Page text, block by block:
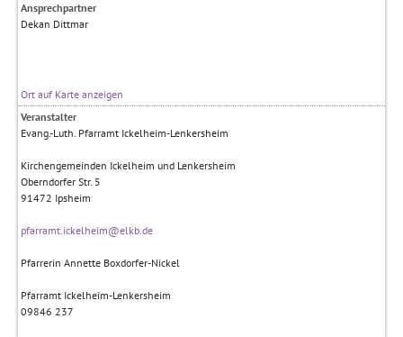
Ansprechpartner
Dekan Dittmar
Ort auf Karte anzeigen
Veranstalter
Evang.-Luth. Pfarramt Ickelheim-Lenkersheim
Kirchengemeinden Ickelheim und Lenkersheim
Oberndorfer Str. 5
91472 Ipsheim
pfarramt.ickelheim@elkb.de
Pfarrerin Annette Boxdorfer-Nickel
Pfarramt Ickelheim-Lenkersheim
09846 237